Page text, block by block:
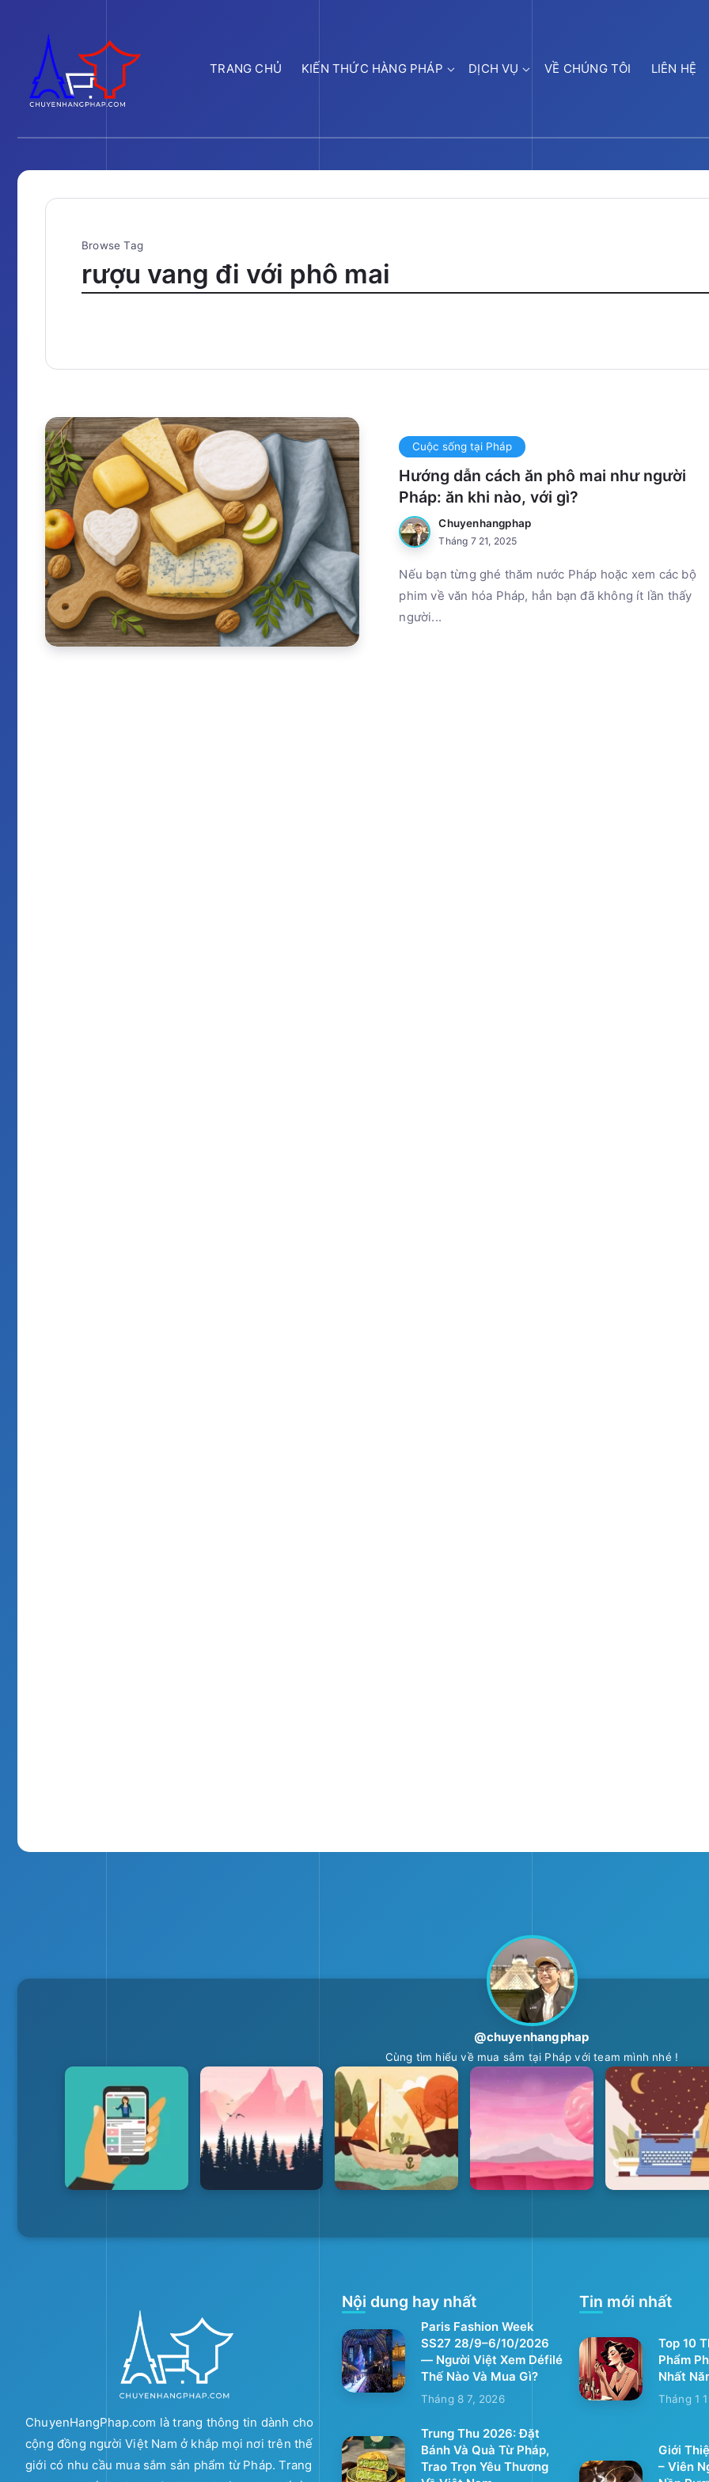
TRANG CHỦ KIẾN THỨC HÀNG PHÁP DỊCH VỤ VỀ CHÚNG TÔI LIÊN HỆ
Browse Tag
rượu vang đi với phô mai
Cuộc sống tại Pháp
Hướng dẫn cách ăn phô mai như người
Pháp: ăn khi nào, với gì?
Chuyenhangphap
Tháng 7 21, 2025
Nếu bạn từng ghé thăm nước Pháp hoặc xem các bộ
phim về văn hóa Pháp, hẳn bạn đã không ít lần thấy
người...
@chuyenhangphap
Cùng tìm hiểu về mua sắm tại Pháp với team mình nhé !
ChuyenHangPhap.com là trang thông tin dành cho
cộng đồng người Việt Nam ở khắp mọi nơi trên thế
giới có nhu cầu mua sắm sản phẩm từ Pháp. Trang
Nội dung hay nhất
Paris Fashion Week
SS27 28/9–6/10/2026
— Người Việt Xem Défilé
Thế Nào Và Mua Gì?
Tháng 8 7, 2026
Trung Thu 2026: Đặt
Bánh Và Quà Từ Pháp,
Trao Trọn Yêu Thương
Tin mới nhất
Top 10
Phẩm
Nhất
Tháng 1
Giới
– Viên